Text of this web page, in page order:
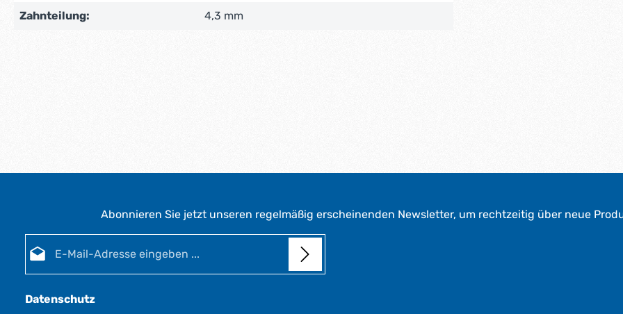
Zahnteilung: 4,3 mm
Abonnieren Sie jetzt unseren regelmäßig erscheinenden Newsletter, um rechtzeitig über neue
Datenschutz